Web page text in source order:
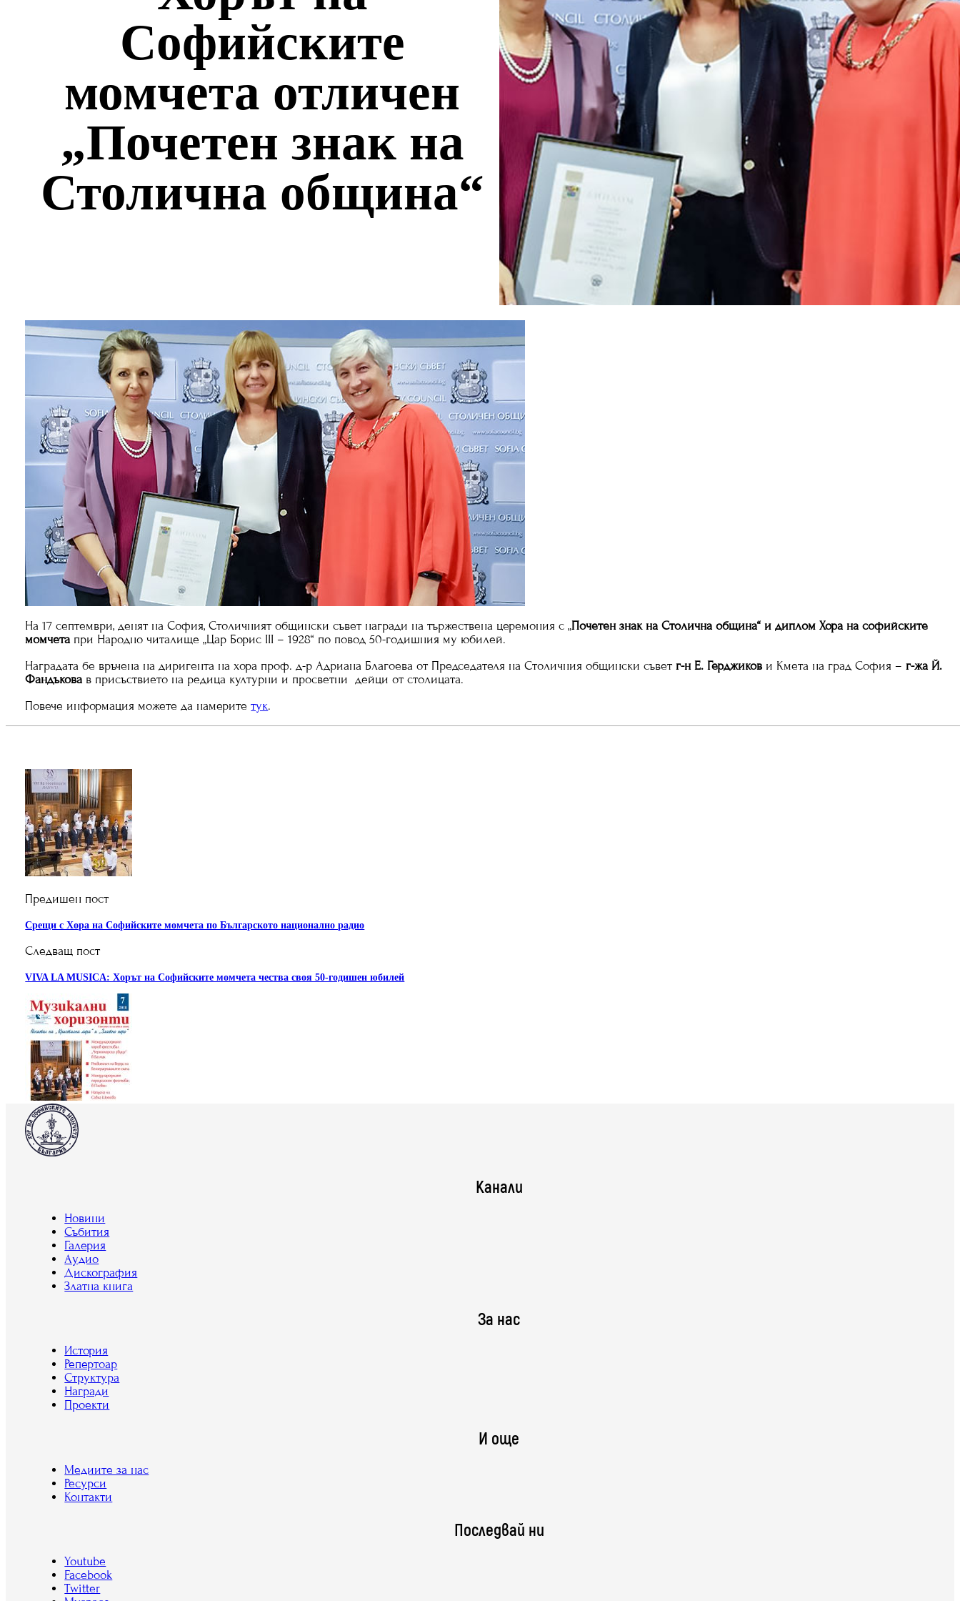
Софийските
момчета отличен
„Почетен знак на
Столична община“
На 17 септември, денят на София, Столичният общински съвет награди на тържествена церемония с „Почетен знак на Столичнаобщина“ и диплом Хора на софийските
момчета при Народно читалище „Цар Борис III – 1928“ по повод 50-годишния му юбилей.
Наградата бе връчена на диригента на хора проф. д-р Адриана Благоева от Председателя на Столичния общински съвет г-н Е. Герджикови Кмета на град София – г-жа Й.
Фандъкова в присъствието на редица културни и просветни дейци от столицата.
Повече информация можете да намеритетук.
Предишен пост
Срещи с Хора на Софийските момчета по Българското национално радио
Следващ пост
VIVA LA MUSICA: Хорът на Софийските момчета чества своя 50-годишен юбилей
Канали
Новини
Събития
Галерия
Аудио
Дискография
Златна книга
За нас
История
Репертоар
Структура
Награди
Проекти
И още
Медиите за нас
Ресурси
Контакти
Последвай ни
Youtube
Facebook
Twitter